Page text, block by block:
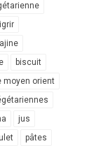
biscuit
moyen orient
jus
pâtes